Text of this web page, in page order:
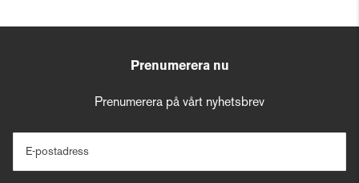
Prenumerera nu
Prenumerera på vårt nyhetsbrev
E-postadress